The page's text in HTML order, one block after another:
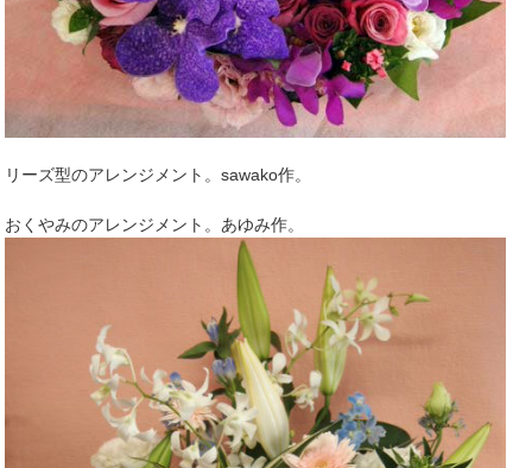
リーズ型のアレンジメント。sawako作。
おくやみのアレンジメント。あゆみ作。